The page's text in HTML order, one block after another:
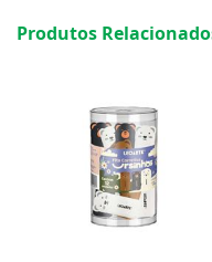
Produtos